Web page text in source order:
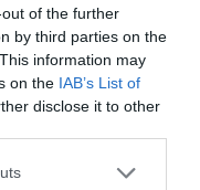
of the further
by third parties on the
information may
on the IAB’s List of
disclose it to other
one or more Google